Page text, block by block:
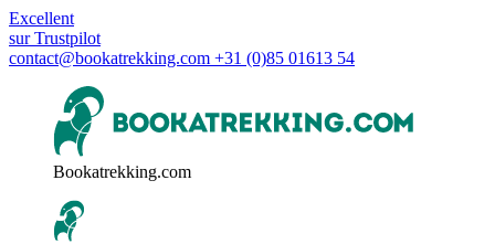
Excellent
sur Trustpilot
contact@bookatrekking.com +31 (0)85 01613 54
Bookatrekking.com